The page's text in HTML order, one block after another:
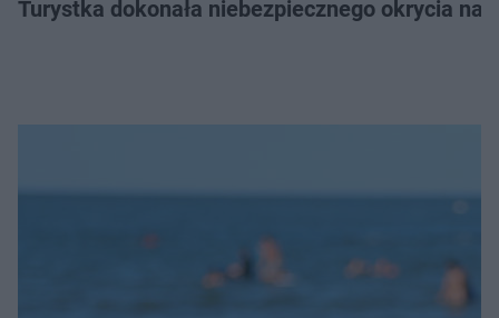
Turystka dokonała niebezpiecznego okrycia